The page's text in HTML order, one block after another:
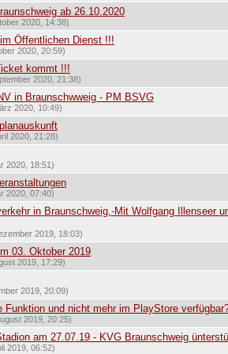
ab 26.10.2020
2020, 14:38)
Öffentlichen Dienst !!!
2020, 20:59)
kommt !!!
2020, 21:38)
in Braunschwweig - PM BSVG
2020, 10:49)
2020, 21:28)
2020, 18:51)
2020, 07:40)
in Braunschweig,-Mit Wolfgang Illenseer
2019, 18:03)
03. Oktober 2019
2019, 17:29)
2019, 20:09)
Funktion und nicht mehr im PlayStore
2019, 20:25)
am 27.07.19 - KVG Braunschweig
2019, 06:52)